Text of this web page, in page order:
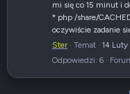
mi się co 15 minut i
* php /share/
oczywiście zadanie
Ster
Temat 14 Luty
Odpowiedzi: 6